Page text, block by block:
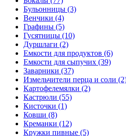
Бульонницы (3)
Венчики (4)
Графины (5)
Гусятницы (10)
Дуршлаги (2)
Емкости для продуктов (6)
Емкости для сыпучих (39)
Заварники (37)
Измельчители перца и соли
Картофелемялки (2)
Кастрюли (55)
Кисточки (1)
Ковши (8)
Креманки (12)
Кружки пивные (5)